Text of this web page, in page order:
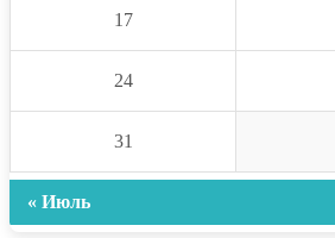
17
24
31
« Июль